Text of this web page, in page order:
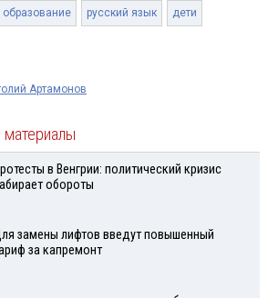
образование русский язык дети
Артамонов
в Венгрии: политический кризис
обороты
замены лифтов введут повышенный
за капремонт